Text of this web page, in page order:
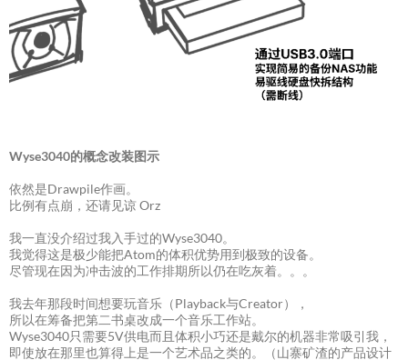
Wyse3040的概念改装图示
依然是Drawpile作画。
比例有点崩，还请见谅 Orz
我一直没介绍过我入手过的Wyse3040。
我觉得这是极少能把Atom的体积优势用到极致的设备。
尽管现在因为冲击波的工作排期所以仍在吃灰着。。。
我去年那段时间想要玩音乐（Playback与Creator），
所以在筹备把第二书桌改成一个音乐工作站。
Wyse3040只需要5V供电而且体积小巧还是戴尔的机器非常吸引我，
即使放在那里也算得上是一个艺术品之类的。（山寨矿渣的产品设计